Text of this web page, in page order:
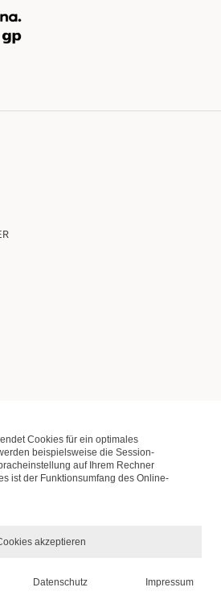
Cookies für ein optimales
beispielsweise die Session-
auf Ihrem Rechner
ist der Funktionsumfang des Online-
akzeptieren
Datenschutz Impressum